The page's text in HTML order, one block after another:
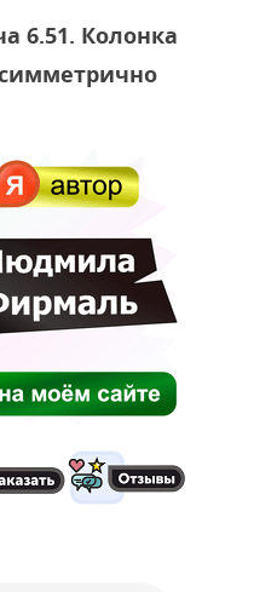
6.51. Колонка